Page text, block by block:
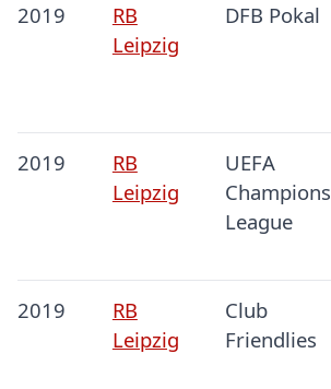
2019
RB
Leipzig
DFB Pokal
2019
RB
Leipzig
UEFA
Champions
League
2019
RB
Leipzig
Club
Friendlies